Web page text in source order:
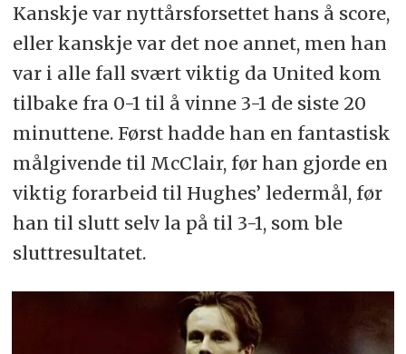
Kanskje var nyttårsforsettet hans å score,
eller kanskje var det noe annet, men han
var i alle fall svært viktig da United kom
tilbake fra 0-1 til å vinne 3-1 de siste 20
minuttene. Først hadde han en fantastisk
målgivende til McClair, før han gjorde en
viktig forarbeid til Hughes’ ledermål, før
han til slutt selv la på til 3-1, som ble
sluttresultatet.